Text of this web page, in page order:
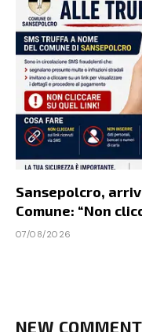
Sansepolcro,
Comune: “Non
07/08/2026
NEW